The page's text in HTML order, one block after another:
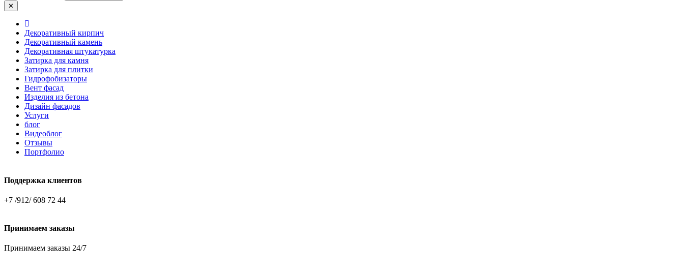
✕
Декоративный кирпич
Декоративный камень
Декоративная штукатурка
Затирка для камня
Затирка для плитки
Гидрофобизаторы
Вент фасад
Изделия из бетона
Дизайн фасадов
Услуги
блог
Видеоблог
Отзывы
Портфолио
Поддержка клиентов
+7 /912/ 608 72 44
Принимаем заказы
Принимаем заказы 24/7